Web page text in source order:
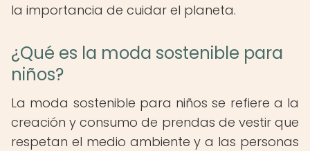
la importancia de cuidar el planeta.
¿Qué es la moda sostenible para
niños?
La moda sostenible para niños se refiere a la
creación y consumo de prendas de vestir que
respetan el medio ambiente y a las personas